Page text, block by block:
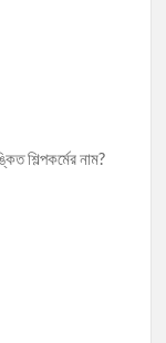
শিল্পকর্মের নাম?